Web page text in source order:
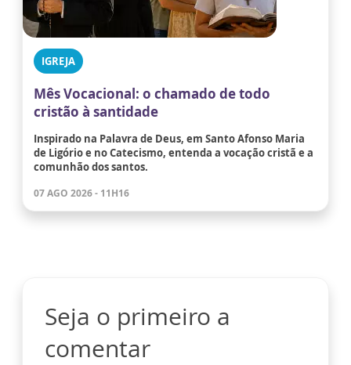
IGREJA
Mês Vocacional: o chamado de todo
cristão à santidade
Inspirado na Palavra de Deus, em Santo Afonso Maria
de Ligório e no Catecismo, entenda a vocação cristã e a
comunhão dos santos.
07 AGO 2026 - 11H16
Seja o primeiro a
comentar